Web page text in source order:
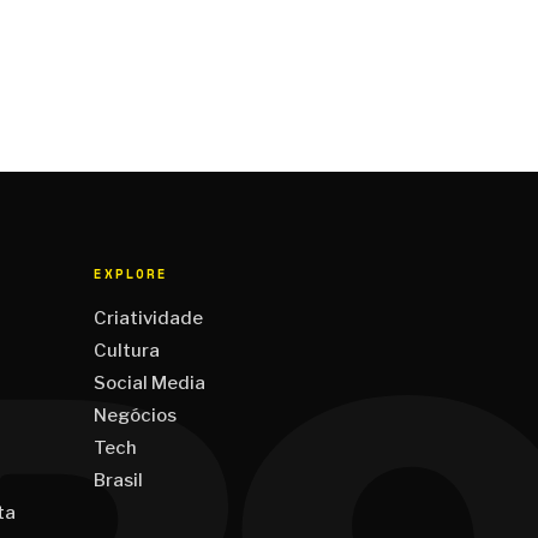
EXPLORE
Criatividade
Cultura
Social Media
Negócios
Tech
Brasil